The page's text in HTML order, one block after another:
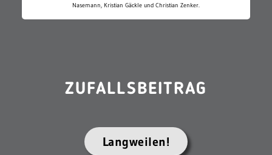
Nasemann, Kristian Gäckle und Christian Zenker.
ZUFALLSBEITRAG
Langweilen!